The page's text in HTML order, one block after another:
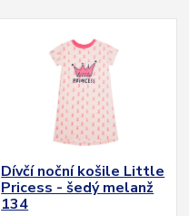
Dívčí noční košile Little
Pricess - šedý melanž
134